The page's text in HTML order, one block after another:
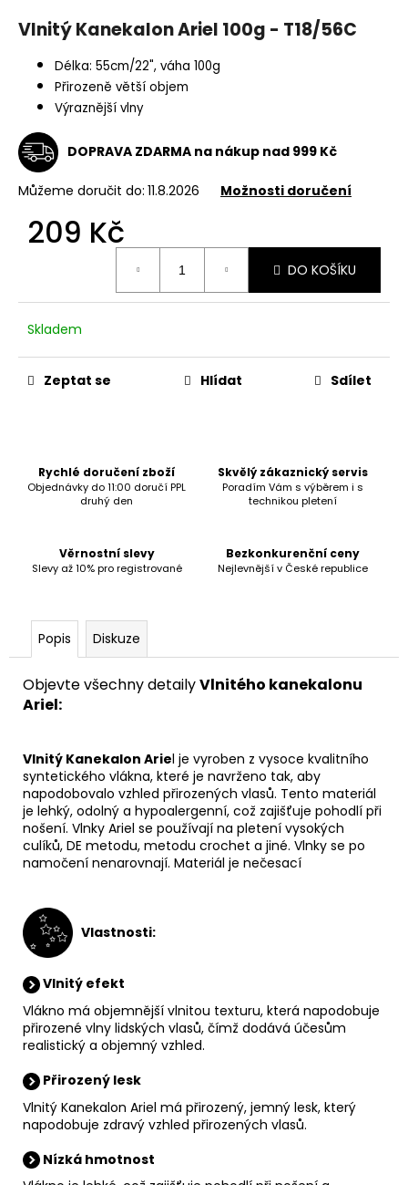
Vlnitý Kanekalon Ariel 100g - T18/56C
Délka: 55cm/22", váha 100g
Přirozeně větší objem
Výraznější vlny
DOPRAVA ZDARMA na nákup nad 999 Kč
Můžeme doručit do: 11.8.2026 Možnosti doručení
209 Kč
DO KOŠÍKU
Skladem
Zeptat se Hlídat Sdílet
Rychlé doručení zboží
Objednávky do 11:00 doručí PPL
druhý den
Skvělý zákaznický servis
Poradím Vám s výběrem i s
technikou pletení
Věrnostní slevy
Slevy až 10% pro registrované
Bezkonkurenční ceny
Nejlevnější v České republice
Popis Diskuze
Objevte všechny detailyVlnitého kanekalonu
Ariel:
Vlnitý Kanekalon Ariel je vyroben z vysoce kvalitního
syntetického vlákna, které je navrženo tak, aby
napodobovalo vzhled přirozených vlasů. Tento materiál
je lehký, odolný a hypoalergenní, což zajišťuje pohodlí při
nošení. Vlnky Ariel se používají na pletení vysokých
culíků, DE metodu, metodu crochet a jiné. Vlnky se po
namočení nenarovnají. Materiál je nečesací
Vlastnosti:
Vlnitý efekt
Vlákno má objemnější vlnitou texturu, která napodobuje
přirozené vlny lidských vlasů, čímž dodává účesům
realistický a objemný vzhled.
Přirozený lesk
Vlnitý Kanekalon Ariel má přirozený, jemný lesk, který
napodobuje zdravý vzhled přirozených vlasů.
Nízká hmotnost
a
o
p
o
u
m